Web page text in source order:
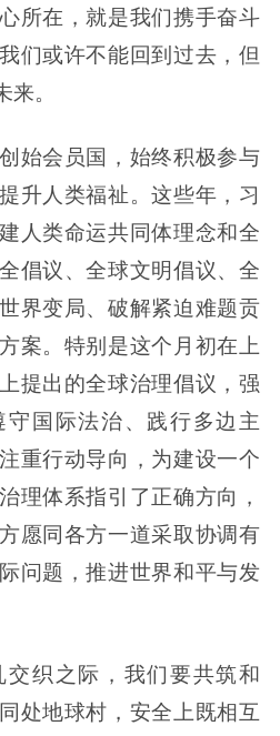
所在，就是我们携手奋斗
们或许不能回到过去，但
。
会员国，始终积极参与
升人类福祉。这些年，习
人类命运共同体理念和全
倡议、全球文明倡议、全
界变局、破解紧迫难题贡
案。特别是这个月初在上
提出的全球治理倡议，强
国际法治、践行多边主
重行动导向，为建设一个
理体系指引了正确方向，
愿同各方一道采取协调有
问题，推进世界和平与发
织之际，我们要共筑和
处地球村，安全上既相互